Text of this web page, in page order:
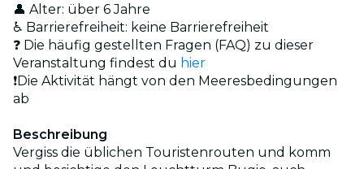
👤 Alter: über 6 Jahre
♿ Barrierefreiheit: keine Barrierefreiheit
❓ Die häufig gestellten Fragen (FAQ) zu dieser
Veranstaltung findest du hier
❗Die Aktivität hängt von den Meeresbedingungen
ab
Beschreibung
Vergiss die üblichen Touristenrouten und komm